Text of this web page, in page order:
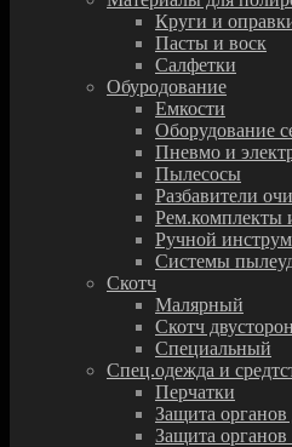
Круги и
Пасты и воск
Салфетки
Обуродование
Емкости
Оборудование
Пневмо и
Пылесосы
Разбавители
Рем.комплекты
Ручной
Системы
Скотч
Малярный
Скотч
Специальный
Спец.одежда и
Перчатки
Защита
Защита органов